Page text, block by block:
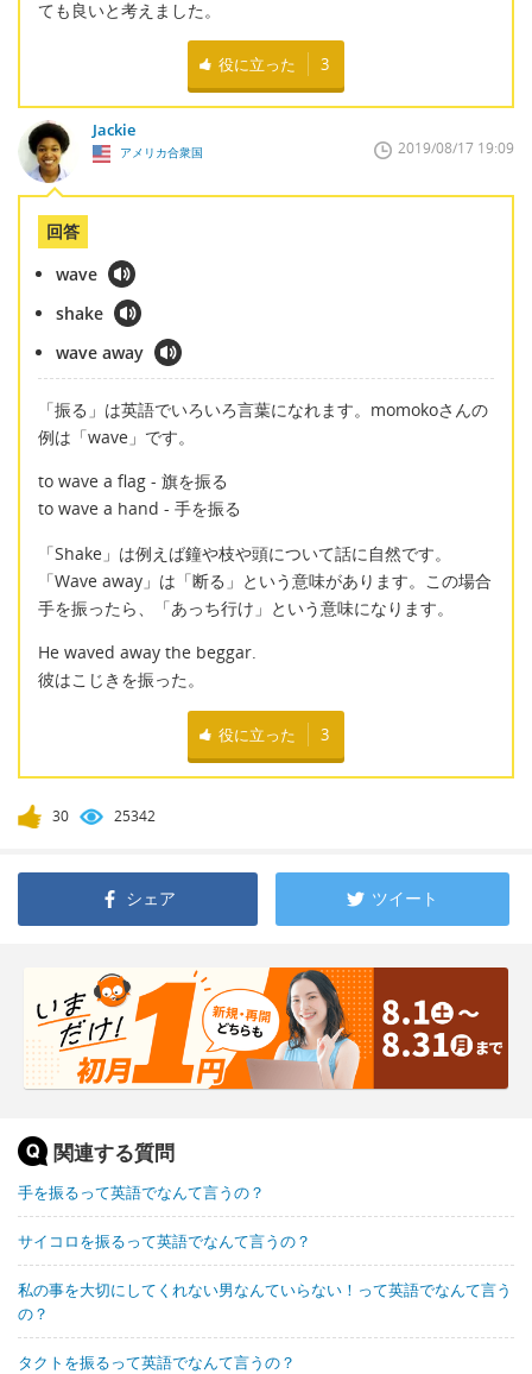
ても良いと考えました。
役に立った 3
Jackie
アメリカ合衆国 2019/08/17 19:09
回答
wave
shake
wave away
「振る」は英語でいろいろ言葉になれます。momokoさんの
例は「wave」です。
to wave a flag - 旗を振る
to wave a hand - 手を振る
「Shake」は例えば鐘や枝や頭について話に自然です。
「Wave away」は「断る」という意味があります。この場合
手を振ったら、「あっち行け」という意味になります。
He waved away the beggar.
彼はこじきを振った。
役に立った 3
30 25342
シェア ツイート
関連する質問
手を振るって英語でなんて言うの？
サイコロを振るって英語でなんて言うの？
私の事を大切にしてくれない男なんていらない！って英語でなんて言う
の？
タクトを振るって英語でなんて言うの？